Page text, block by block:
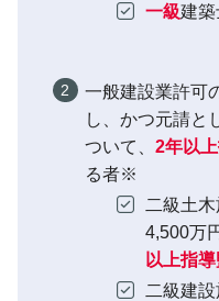
一級建
一般建設業許可
し、かつ元請と
ついて、2年以
る者※
二級土
4,500万
以上指
二級建